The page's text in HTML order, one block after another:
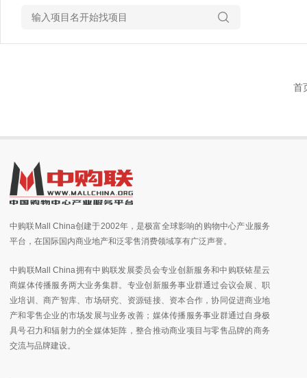
首
中购联Mall China创建于2002年，是极富全球影响的购物中心产业服务
平台，在国际国内商业地产和泛零售消费领域享有广泛声誉。
中购联Mall China拥有中购联发展委员会专业创新服务和中购联铱星云
商媒体传播服务两大业务集群。专业创新服务事业群通过会议会展、职
业培训、商产智库、市场研究、资源链接、资本合作，协同促进商业地
产和零售企业的市场发展与业务改善；媒体传播服务事业群通过自身极
具号召力和辐射力的全媒体矩阵，整合推动商业项目与零售品牌的商务
交流与品牌建设。